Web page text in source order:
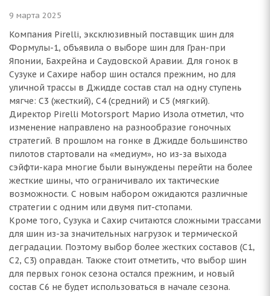
9 марта 2025
Компания Pirelli, эксклюзивный поставщик шин для
Формулы-1, объявила о выборе шин для Гран-при
Японии, Бахрейна и Саудовской Аравии. Для гонок в
Сузуке и Сахире набор шин остался прежним, но для
уличной трассы в Джидде состав стал на одну ступень
мягче: C3 (жесткий), C4 (средний) и C5 (мягкий).
Директор Pirelli Motorsport Марио Изола отметил, что
изменение направлено на разнообразие гоночных
стратегий. В прошлом на гонке в Джидде большинство
пилотов стартовали на «медиум», но из-за выхода
сэйфти-кара многие были вынуждены перейти на более
жесткие шины, что ограничивало их тактические
возможности. С новым набором ожидаются различные
стратегии с одним или двумя пит-стопами.
Кроме того, Сузука и Сахир считаются сложными трассами
для шин из-за значительных нагрузок и термической
деградации. Поэтому выбор более жестких составов (C1,
C2, C3) оправдан. Также стоит отметить, что выбор шин
для первых гонок сезона остался прежним, и новый
состав C6 не будет использоваться в начале сезона.